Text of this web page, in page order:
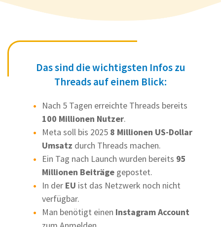
Das sind die wichtigsten Infos zu
Threads auf einem Blick:
Nach 5 Tagen erreichte Threads bereits
100 Millionen Nutzer.
Meta soll bis 2025 8 Millionen US-Dollar
Umsatz durch Threads machen.
Ein Tag nach Launch wurden bereits 95
Millionen Beiträge gepostet.
In der EU ist das Netzwerk noch nicht
verfügbar.
Man benötigt einen Instagram Account